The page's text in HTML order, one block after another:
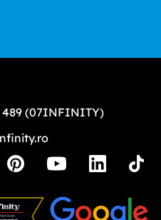
489 (07INFINITY)